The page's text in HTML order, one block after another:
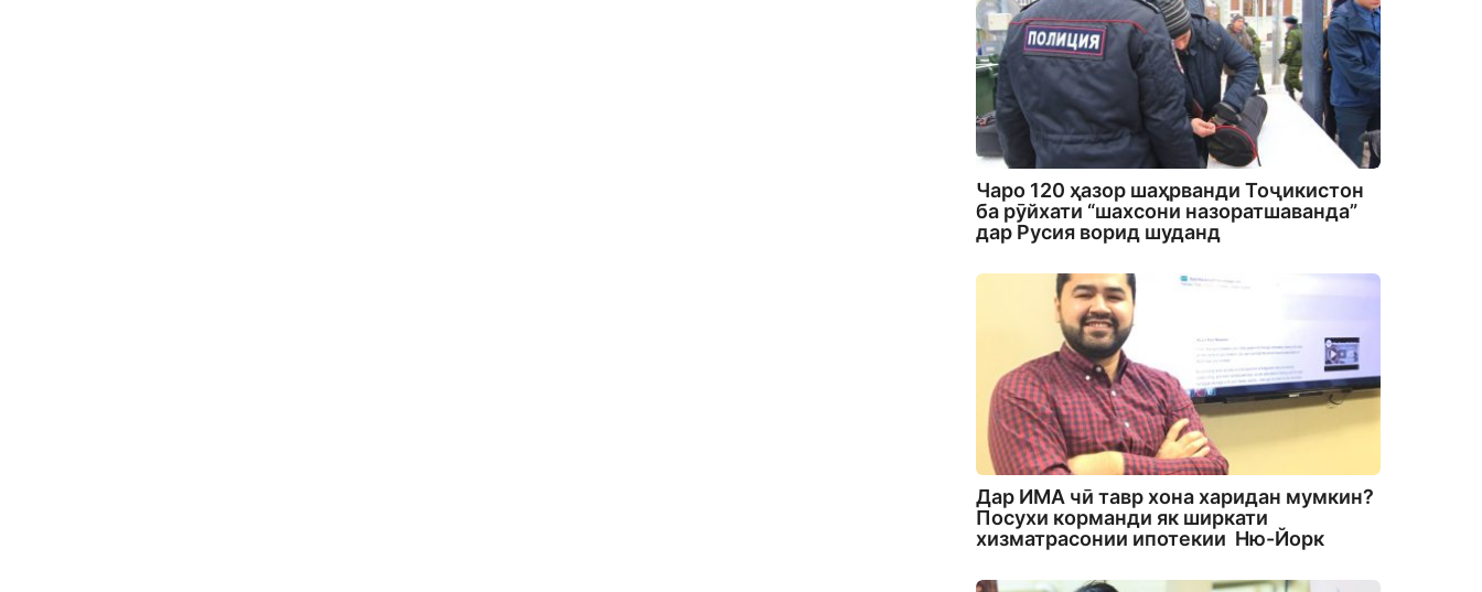
Чаро 120 ҳазор шаҳрванди Тоҷикистон
ба рӯйхати “шахсони назоратшаванда”
дар Русия ворид шуданд
Дар ИМА чӣ тавр хона харидан мумкин?
Посухи корманди як ширкати
хизматрасонии ипотекии Ню-Йорк